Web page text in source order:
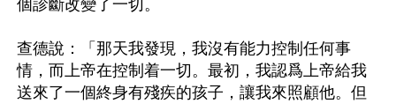
個診斷改變了一切。
查德說：「那天我發現，我沒有能力控制任何事
情，而上帝在控制着一切。最初，我認爲上帝給我
送來了一個終身有殘疾的孩子，讓我來照顧他。但